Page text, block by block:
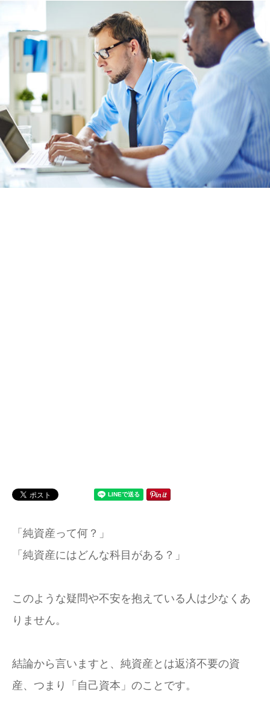
「純資産って何？」
「純資産にはどんな科目がある？」
このような疑問や不安を抱えている人は少なくあ
りません。
結論から言いますと、純資産とは返済不要の資
産、つまり「自己資本」のことです。